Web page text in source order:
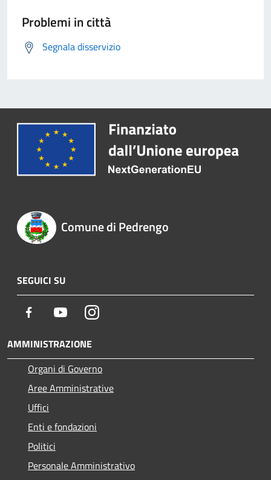
Problemi in città
Segnala disservizio
Comune di Pedrengo
SEGUICI SU
Facebook YoutubeInstagram
AMMINISTRAZIONE
Organi di Governo
Aree Amministrative
Uffici
Enti e fondazioni
Politici
Personale Amministrativo